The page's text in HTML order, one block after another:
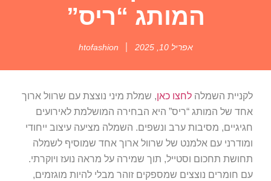
המותג “ריס”
אפריל 10, 2025 htofashion
לקניית השמלה לחצו כאן, שמלת מיני נוצצת עם שרוול ארוך
אחד של המותג “ריס” היא הבחירה המושלמת לאירועים
חגיגיים, מסיבות ערב ונשפים. השמלה מציעה עיצוב ייחודי
ומודרני עם אלמנט של שרוול ארוך אחד שמוסיף לשמלה
תחושת תחכום וסטייל, תוך שמירה על מראה נועז ויוקרתי.
עם חומרים נוצצים שמספקים זוהר מבלי להיות מוגזמים,